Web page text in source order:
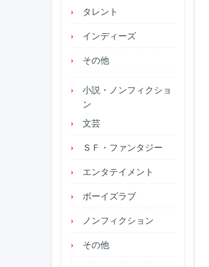
タレント
インディーズ
その他
小説・ノンフィクショ
ン
文芸
ＳＦ・ファンタジー
エンタテイメント
ボーイズラブ
ノンフィクション
その他